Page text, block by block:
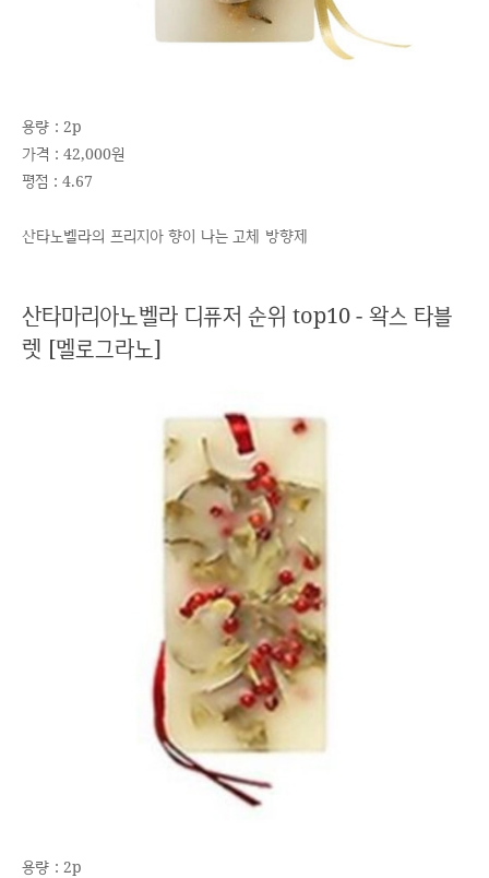
용량 : 2p
가격 : 42,000원
평점 : 4.67
산타노벨라의 프리지아 향이 나는 고체 방향제
산타마리아노벨라 디퓨저 순위 top10 - 왁스 타블
렛 [멜로그라노]
용량 : 2p